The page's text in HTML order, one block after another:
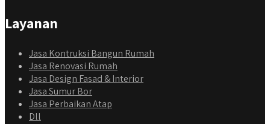
Layanan
Jasa Kontruksi Bangun Rumah
Jasa Renovasi Rumah
Jasa Design Fasad & Interior
Jasa Sumur Bor
Jasa Perbaikan Atap
Dll